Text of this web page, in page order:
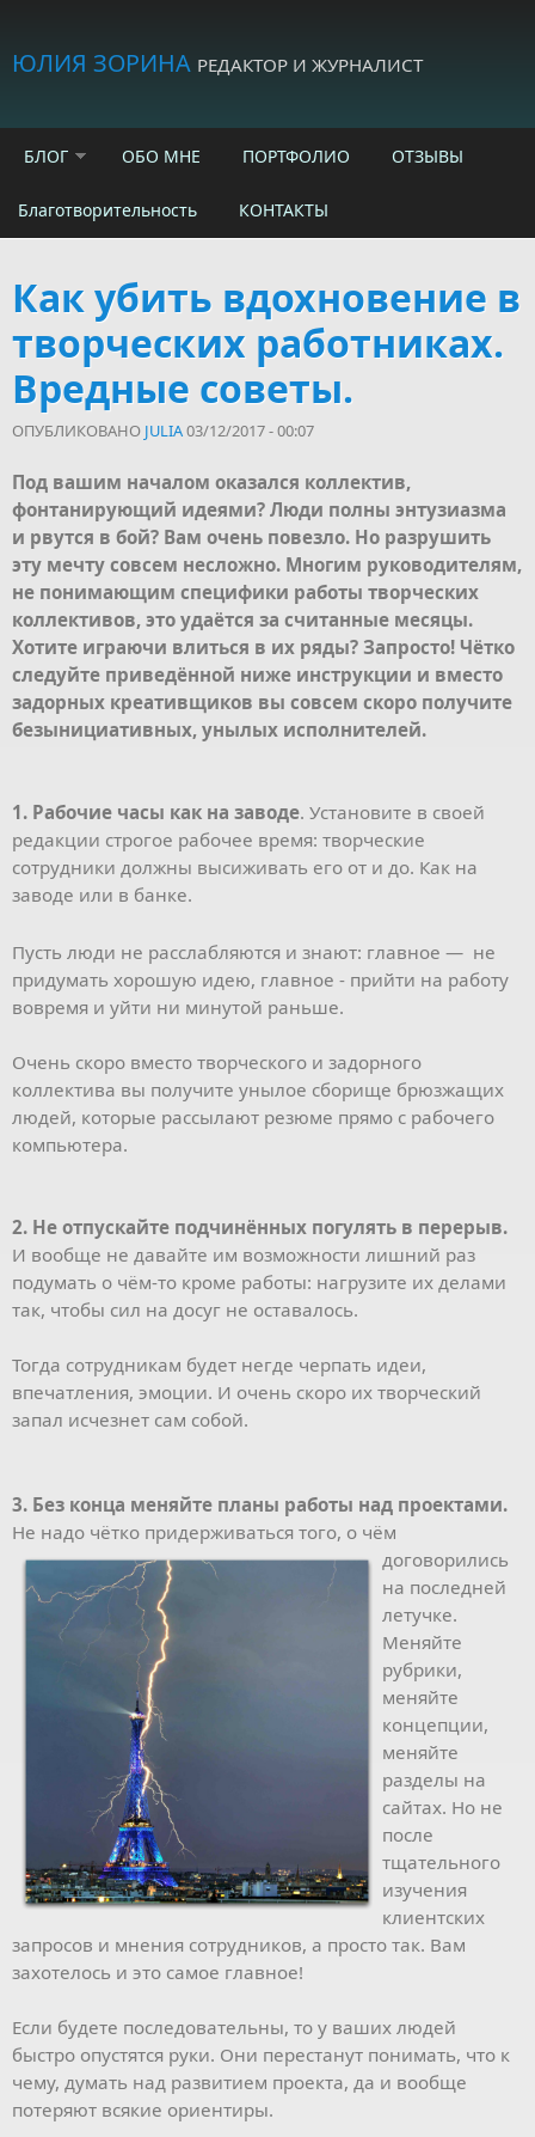
ЮЛИЯ ЗОРИНА РЕДАКТОР И ЖУРНАЛИСТ
БЛОГ ОБО МНЕ ПОРТФОЛИО ОТЗЫВЫ
Благотворительность КОНТАКТЫ
Как убить вдохновение в
творческих работниках.
Вредные советы.
ОПУБЛИКОВАНО JULIA03/12/2017 - 00:07
Под вашим началом оказался коллектив,
фонтанирующий идеями? Люди полны энтузиазма
и рвутся в бой? Вам очень повезло. Но разрушить
эту мечту совсем несложно. Многим руководителям,
не понимающим специфики работы творческих
коллективов, это удаётся за считанные месяцы.
Хотите играючи влиться в их ряды? Запросто! Чётко
следуйте приведённой ниже инструкции и вместо
задорных креативщиков вы совсем скоро получите
безынициативных, унылых исполнителей.
1. Рабочие часы как на заводе. Установите в своей
редакции строгое рабочее время: творческие
сотрудники должны высиживать его от и до. Как на
заводе или в банке.
Пусть люди не расслабляются и знают: главное — не
придумать хорошую идею, главное - прийти на работу
вовремя и уйти ни минутой раньше.
Очень скоро вместо творческого и задорного
коллектива вы получите унылое сборище брюзжащих
людей, которые рассылают резюме прямо с рабочего
компьютера.
2. Не отпускайте подчинённых погулять в перерыв.
И вообще не давайте им возможности лишний раз
подумать о чём-то кроме работы: нагрузите их делами
так, чтобы сил на досуг не оставалось.
Тогда сотрудникам будет негде черпать идеи,
впечатления, эмоции. И очень скоро их творческий
запал исчезнет сам собой.
3. Без конца меняйте планы работы над проектами.
Не надо чётко придерживаться того, о чём
договорились
на последней
летучке.
Меняйте
рубрики,
меняйте
концепции,
меняйте
разделы на
сайтах. Но не
после
тщательного
изучения
клиентских
запросов и мнения сотрудников, а просто так. Вам
захотелось и это самое главное!
Если будете последовательны, то у ваших людей
быстро опустятся руки. Они перестанут понимать, что к
чему, думать над развитием проекта, да и вообще
потеряют всякие ориентиры.